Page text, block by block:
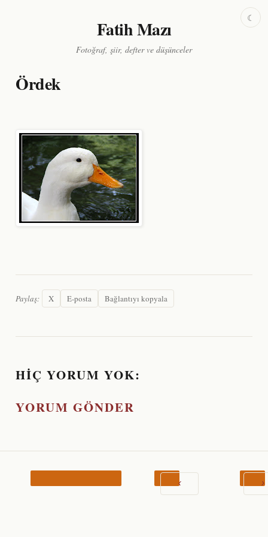
Fatih Mazı
Fotoğraf, şiir, defter ve düşünceler
Ördek
Paylaş: X E-posta Bağlantıyı kopyala
HIÇ YORUM YOK:
YORUM GÖNDER
‹ ›
☾